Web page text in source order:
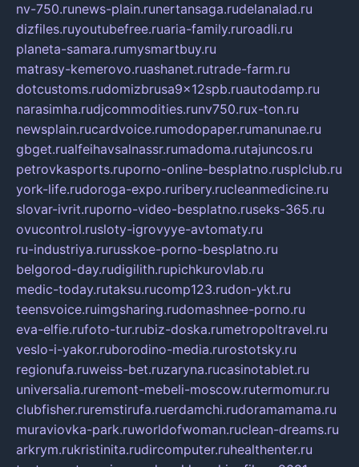
nv-750.runews-plain.runertansaga.rudelanalad.ru
dizfiles.ruyoutubefree.ruaria-family.ruroadli.ru
planeta-samara.rumysmartbuy.ru
matrasy-kemerovo.ruashanet.rutrade-farm.ru
dotcustoms.rudomizbrusa9x12spb.ruautodamp.ru
narasimha.rudjcommodities.runv750.rux-ton.ru
newsplain.rucardvoice.rumodopaper.rumanunae.ru
gbget.rualfeihavsalnassr.rumadoma.rutajuncos.ru
petrovkasports.ruporno-online-besplatno.rusplclub.ru
york-life.rudoroga-expo.ruribery.rucleanmedicine.ru
slovar-ivrit.ruporno-video-besplatno.ruseks-365.ru
ovucontrol.rusloty-igrovyye-avtomaty.ru
ru-industriya.rurusskoe-porno-besplatno.ru
belgorod-day.rudigilith.rupichkurovlab.ru
medic-today.rutaksu.rucomp123.rudon-ykt.ru
teensvoice.ruimgsharing.rudomashnee-porno.ru
eva-elfie.rufoto-tur.rubiz-doska.rumetropoltravel.ru
veslo-i-yakor.ruborodino-media.rurostotsky.ru
regionufa.ruweiss-bet.ruzaryna.rucasinotablet.ru
universalia.ruremont-mebeli-moscow.rutermomur.ru
clubfisher.ruremstirufa.ruerdamchi.rudoramamama.ru
muraviovka-park.ruworldofwoman.ruclean-dreams.ru
arkrym.rukristinita.rudircomputer.ruhealthenter.ru